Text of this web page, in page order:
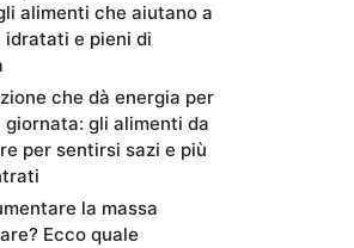
alimenti che aiutano a
idratati e pieni di
che dà energia per
gli alimenti da
per sentirsi sazi e più
la massa
Ecco quale